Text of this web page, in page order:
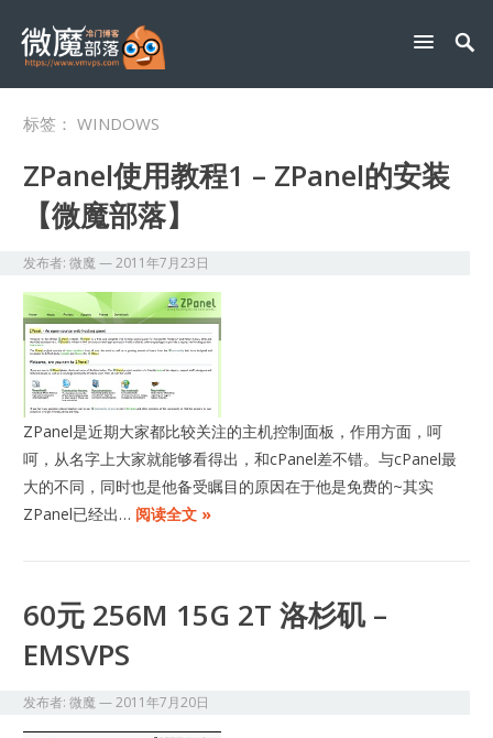
标签：WINDOWS
ZPanel使用教程1 – ZPanel的安装
【微魔部落】
发布者:微魔—2011年7月23日
ZPanel是近期大家都比较关注的主机控制面板，作用方面，呵
呵，从名字上大家就能够看得出，和cPanel差不错。与cPanel最
大的不同，同时也是他备受瞩目的原因在于他是免费的~其实
ZPanel已经出… 阅读全文 »
60元 256M 15G 2T 洛杉矶 –
EMSVPS
发布者:微魔—2011年7月20日